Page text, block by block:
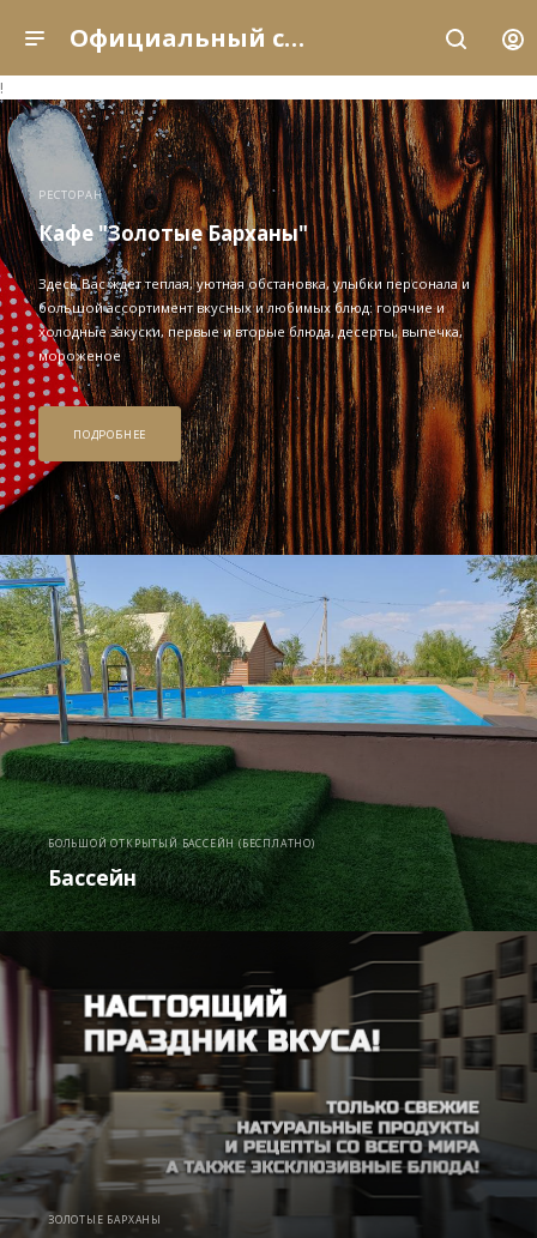
Официальный сайт рыболовно-охотничьей базы отдыха «Золотые Барханы» (Астраханская область, с. Енотаевка)
!
РЕСТОРАН
Кафе "Золотые Барханы"
Здесь Вас ждет теплая, уютная обстановка, улыбки персонала и
большой ассортимент вкусных и любимых блюд: горячие и
холодные закуски, первые и вторые блюда, десерты, выпечка,
мороженое
ПОДРОБНЕЕ
БОЛЬШОЙ ОТКРЫТЫЙ БАССЕЙН (БЕСПЛАТНО)
Бассейн
ЗОЛОТЫЕ БАРХАНЫ